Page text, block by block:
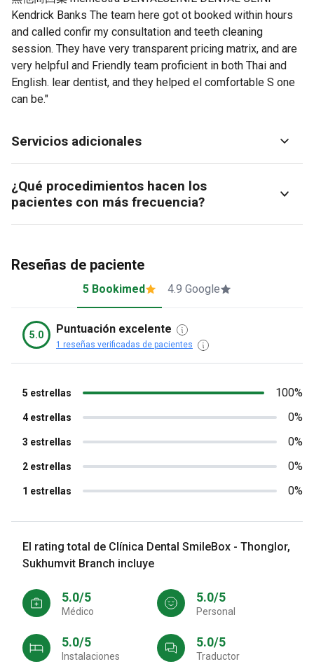
Servicios adicionales
¿Qué procedimientos hacen los
pacientes con más frecuencia?
Reseñas de paciente
5 Bookimed 4.9 Google
5.0 Puntuación excelente
1 reseñas verificadas de pacientes
1 estrellas 0%
2 estrellas 0%
3 estrellas 0%
4 estrellas 0%
5 estrellas 100%
El rating total de Clínica Dental SmileBox - Thonglor,
Sukhumvit Branch incluye
5.0/5
Médico
5.0/5
personal
5.0/5
Instalaciones
5.0/5
Traductor